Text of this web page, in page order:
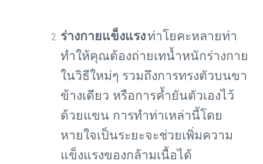
ร่างกายแข็งแรงท่าโยคะหลายท่า
ทำให้คุณต้องถ่ายเทน้ำหนักร่างกาย
ในวิธีใหม่ๆ รวมถึงการทรงตัวบนขา
ข้างเดียว หรือการค้ำยันตัวเองไว้
ด้วยแขน การทำท่าเหล่านี้โดย
หายใจเป็นระยะจะช่วยเพิ่มความ
แข็งแรงของกล้ามเนื้อได้